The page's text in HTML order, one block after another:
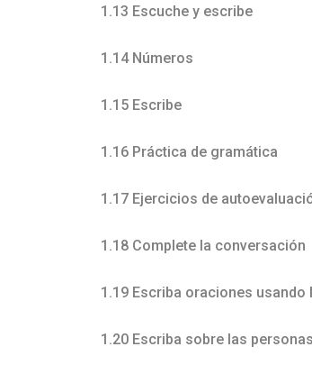
1.13 Escuche y escribe
1.14 Números
1.15 Escribe
1.16 Práctica de gramática
1.17 Ejercicios de
1.18 Complete la conversación
1.19 Escriba oraciones
1.20 Escriba sobre las personas